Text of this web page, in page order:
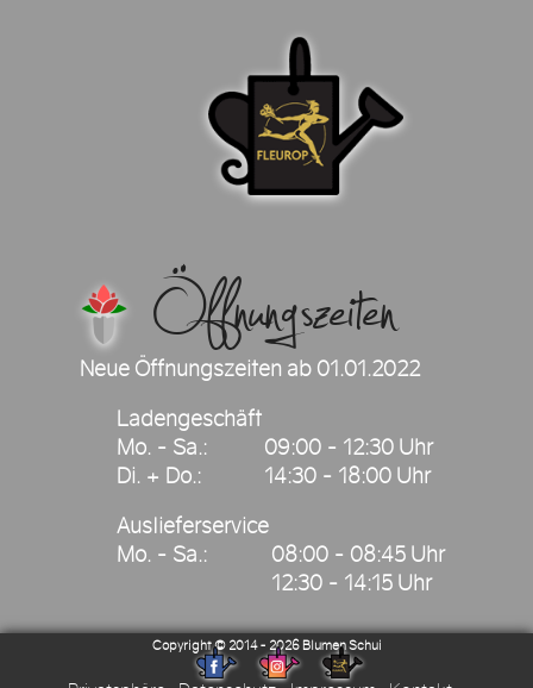
Öffnungszeiten
Neue Öffnungszeiten ab 01.01.2022
Ladengeschäft
Mo. - Sa.:
09:00 - 12:30 Uhr
Di. + Do.:
14:30 - 18:00 Uhr
Auslieferservice
Mo. - Sa.:
08:00 - 08:45 Uhr
12:30 - 14:15 Uhr
2026 Blumen Schui